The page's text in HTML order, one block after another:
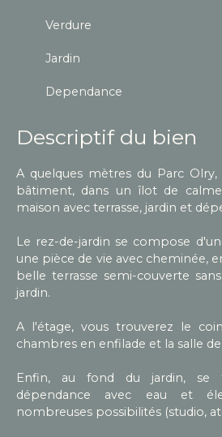
Verdure
Jardin
Dependance
Descriptif du bien
A quelques mètres du Parc
bâtiment, dans un îlot de
maison avec terrasse, jardin et
Le rez-de-jardin se compose
une pièce de vie avec cheminée,
belle terrasse semi-couverte
jardin.
A l'étage, vous trouverez le
chambres en enfilade et la salle
Enfin, au fond du jardin, se
dépendance avec eau et
nombreuses possibilités (studio,